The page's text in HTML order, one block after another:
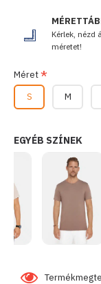
Kérlek,
méretet!
Méret
S
M
EGYÉB SZÍNEK